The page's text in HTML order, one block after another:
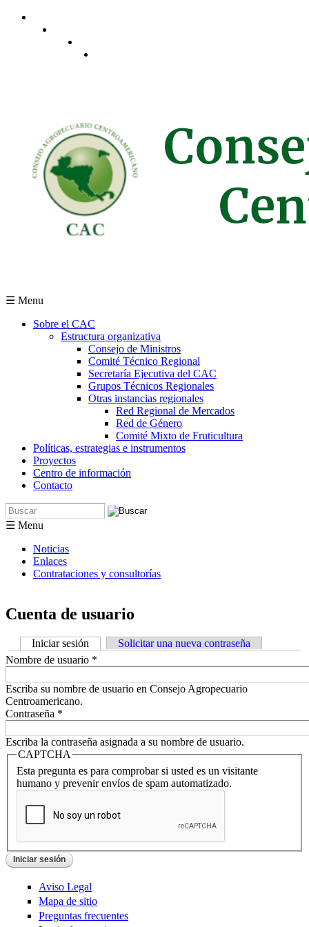
Pasar al contenido principal
☰ Menu
Sobre el CAC
Estructura organizativa
Consejo de Ministros
Comité Técnico Regional
Secretaría Ejecutiva del CAC
Grupos Técnicos Regionales
Otras instancias regionales
Red Regional de Mercados
Red de Género
Comité Mixto de Fruticultura
Políticas, estrategias e instrumentos
Proyectos
Centro de información
Contacto
Formulario de búsqueda
Buscar
☰ Menu
Noticias
Enlaces
Contrataciones y consultorías
Cuenta de usuario
Solapas principales
Iniciar sesión (solapa activa)
Solicitar una nueva contraseña
Nombre de usuario *
Escriba su nombre de usuario en Consejo Agropecuario
Centroamericano.
Contraseña *
Escriba la contraseña asignada a su nombre de usuario.
CAPTCHA
Esta pregunta es para comprobar si usted es un visitante
humano y prevenir envíos de spam automatizado.
Aviso Legal
Mapa de sitio
Preguntas frecuentes